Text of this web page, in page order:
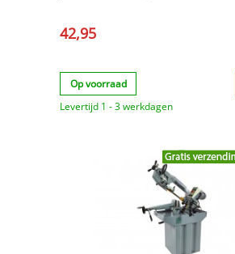
42,95
Op voorraad
Levertijd 1 - 3 werkdagen